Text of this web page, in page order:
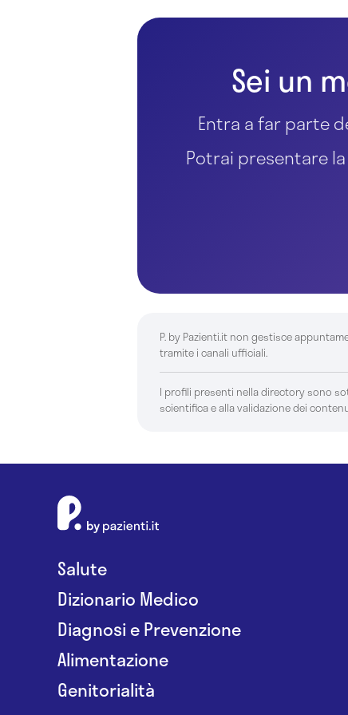
Sei un
Entra a far parte
Potrai presentare
P. by Pazienti.it non gestisce
tramite i canali ufficiali.
I profili presenti nella directory sono
scientifica e alla validazione dei
Salute
Dizionario Medico
Diagnosi e Prevenzione
Alimentazione
Genitorialità